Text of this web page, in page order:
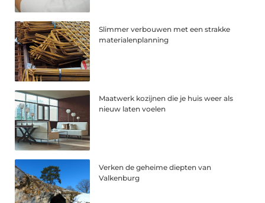
Slimmer verbouwen met een strakke
materialenplanning
Maatwerk kozijnen die je huis weer als
nieuw laten voelen
Verken de geheime diepten van
Valkenburg